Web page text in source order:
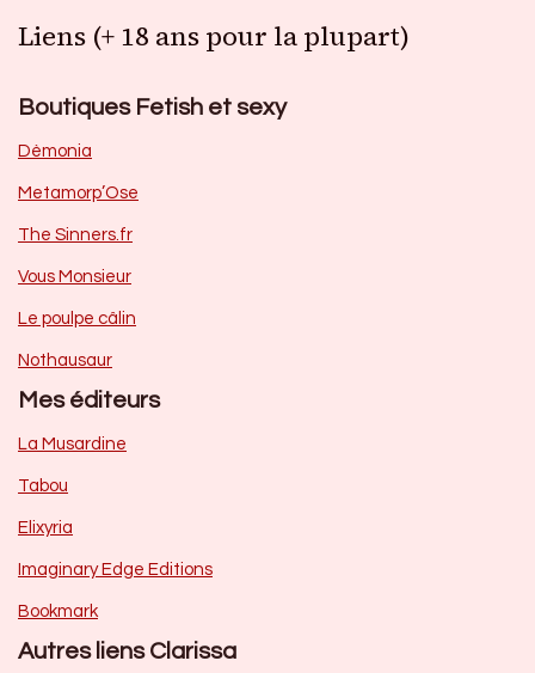
Liens (+ 18 ans pour la plupart)
Boutiques Fetish et sexy
Dèmonia
Metamorp’Ose
The Sinners.fr
Vous Monsieur
Le poulpe câlin
Nothausaur
Mes éditeurs
La Musardine
Tabou
Elixyria
Imaginary Edge Editions
Bookmark
Autres liens Clarissa